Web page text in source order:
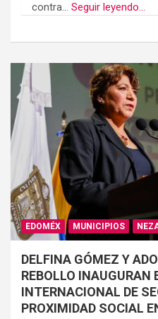
contra... Seguir leyendo...
EDOMÉX MUNICIPIOS
DELFINA GÓMEZ Y
REBOLLO INAUGURAN
INTERNACIONAL DE
PROXIMIDAD SOCIAL